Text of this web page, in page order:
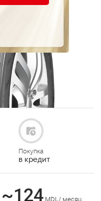
Покупка
в кредит
~124MDL/ месяц